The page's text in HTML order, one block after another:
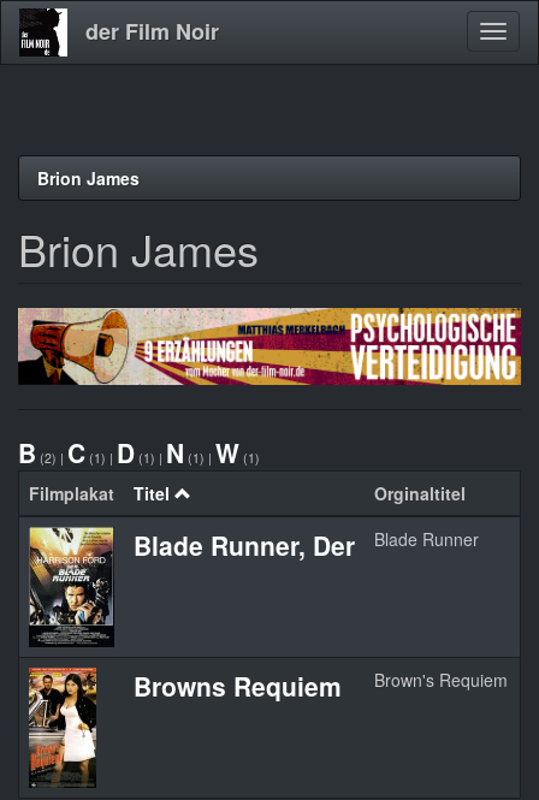
Direkt
der Film Noir
Brion James
Brion James
B (2) | C (1) | D (1) | N (1) | W (1)
Filmplakat Titel Orginaltitel
Blade Runner, Der Blade Runner
Browns Requiem Brown's Requiem